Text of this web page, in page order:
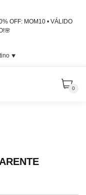
OFF: MOM10 • VÁLIDO
⯆
0